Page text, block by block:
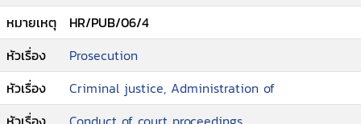
หมายเหตุ
HR/PUB/06/4
หัวเรื่อง
Prosecution
หัวเรื่อง
Criminal justice, Administration of